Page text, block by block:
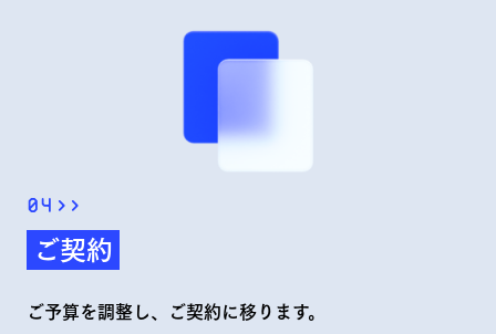
04 >>
ご契約
ご予算を調整し、ご契約に移ります。